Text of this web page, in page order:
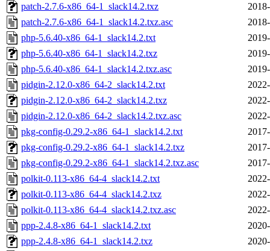
patch-2.7.6-x86_64-1_slack14.2.txz
patch-2.7.6-x86_64-1_slack14.2.txz.asc
php-5.6.40-x86_64-1_slack14.2.txt
php-5.6.40-x86_64-1_slack14.2.txz
php-5.6.40-x86_64-1_slack14.2.txz.asc
pidgin-2.12.0-x86_64-2_slack14.2.txt
pidgin-2.12.0-x86_64-2_slack14.2.txz
pidgin-2.12.0-x86_64-2_slack14.2.txz.asc
pkg-config-0.29.2-x86_64-1_slack14.2.txt
pkg-config-0.29.2-x86_64-1_slack14.2.txz
pkg-config-0.29.2-x86_64-1_slack14.2.txz.asc
polkit-0.113-x86_64-4_slack14.2.txt
polkit-0.113-x86_64-4_slack14.2.txz
polkit-0.113-x86_64-4_slack14.2.txz.asc
ppp-2.4.8-x86_64-1_slack14.2.txt
ppp-2.4.8-x86_64-1_slack14.2.txz